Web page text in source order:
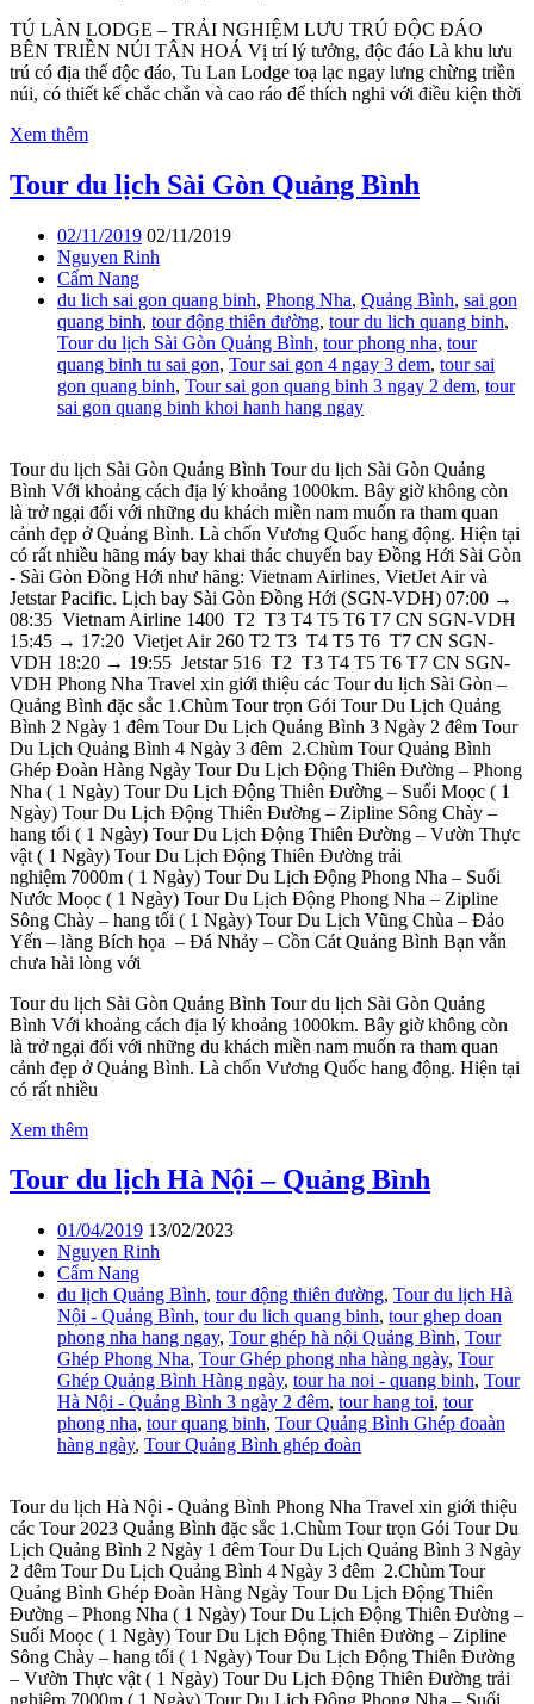
TÚ LÀN LODGE – TRẢI NGHIỆM LƯU TRÚ ĐỘC ĐÁO
BÊN TRIỀN NÚI TÂN HOÁ Vị trí lý tưởng, độc đáo Là khu lưu
trú có địa thế độc đáo, Tu Lan Lodge toạ lạc ngay lưng chừng triền
núi, có thiết kế chắc chắn và cao ráo để thích nghi với điều kiện thời
Xem thêm
Tour du lịch Sài Gòn Quảng Bình
02/11/2019 02/11/2019
Nguyen Rinh
Cẩm Nang
du lich sai gon quang binh, Phong Nha, Quảng Bình, sai gon
quang binh, tour động thiên đường, tour du lich quang binh,
Tour du lịch Sài Gòn Quảng Bình, tour phong nha, tour
quang binh tu sai gon, Tour sai gon 4 ngay 3 dem, tour sai
gon quang binh, Tour sai gon quang binh 3 ngay 2 dem, tour
sai gon quang binh khoi hanh hang ngay
Tour du lịch Sài Gòn Quảng Bình Tour du lịch Sài Gòn Quảng
Bình Với khoảng cách địa lý khoảng 1000km. Bây giờ không còn
là trở ngại đối với những du khách miền nam muốn ra tham quan
cảnh đẹp ở Quảng Bình. Là chốn Vương Quốc hang động. Hiện tại
có rất nhiều hãng máy bay khai thác chuyến bay Đồng Hới Sài Gòn
- Sài Gòn Đồng Hới như hãng: Vietnam Airlines, VietJet Air và
Jetstar Pacific. Lịch bay Sài Gòn Đồng Hới (SGN-VDH) 07:00 →
08:35 Vietnam Airline 1400 T2 T3 T4 T5 T6 T7 CN SGN-VDH
15:45 → 17:20 Vietjet Air 260 T2 T3 T4 T5 T6 T7 CN SGN-
VDH 18:20 → 19:55 Jetstar 516 T2 T3 T4 T5 T6 T7 CN SGN-
VDH Phong Nha Travel xin giới thiệu các Tour du lịch Sài Gòn –
Quảng Bình đặc sắc 1.Chùm Tour trọn Gói Tour Du Lịch Quảng
Bình 2 Ngày 1 đêm Tour Du Lịch Quảng Bình 3 Ngày 2 đêm Tour
Du Lịch Quảng Bình 4 Ngày 3 đêm 2.Chùm Tour Quảng Bình
Ghép Đoàn Hàng Ngày Tour Du Lịch Động Thiên Đường – Phong
Nha ( 1 Ngày) Tour Du Lịch Động Thiên Đường – Suối Moọc ( 1
Ngày) Tour Du Lịch Động Thiên Đường – Zipline Sông Chày –
hang tối ( 1 Ngày) Tour Du Lịch Động Thiên Đường – Vườn Thực
vật ( 1 Ngày) Tour Du Lịch Động Thiên Đường trải
nghiệm 7000m ( 1 Ngày) Tour Du Lịch Động Phong Nha – Suối
Nước Moọc ( 1 Ngày) Tour Du Lịch Động Phong Nha – Zipline
Sông Chày – hang tối ( 1 Ngày) Tour Du Lịch Vũng Chùa – Đảo
Yến – làng Bích họa – Đá Nhảy – Cồn Cát Quảng Bình Bạn vẫn
chưa hài lòng với
Tour du lịch Sài Gòn Quảng Bình Tour du lịch Sài Gòn Quảng
Bình Với khoảng cách địa lý khoảng 1000km. Bây giờ không còn
là trở ngại đối với những du khách miền nam muốn ra tham quan
cảnh đẹp ở Quảng Bình. Là chốn Vương Quốc hang động. Hiện tại
có rất nhiều
Xem thêm
Tour du lịch Hà Nội – Quảng Bình
01/04/2019 13/02/2023
Nguyen Rinh
Cẩm Nang
du lịch Quảng Bình, tour động thiên đường, Tour du lịch Hà
Nội - Quảng Bình, tour du lich quang binh, tour ghep doan
phong nha hang ngay, Tour ghép hà nội Quảng Bình, Tour
Ghép Phong Nha, Tour Ghép phong nha hàng ngày, Tour
Ghép Quảng Bình Hàng ngày, tour ha noi - quang binh, Tour
Hà Nội - Quảng Bình 3 ngày 2 đêm, tour hang toi, tour
phong nha, tour quang binh, Tour Quảng Bình Ghép đoaàn
hàng ngày, Tour Quảng Bình ghép đoàn
Tour du lịch Hà Nội - Quảng Bình Phong Nha Travel xin giới thiệu
các Tour 2023 Quảng Bình đặc sắc 1.Chùm Tour trọn Gói Tour Du
Lịch Quảng Bình 2 Ngày 1 đêm Tour Du Lịch Quảng Bình 3 Ngày
2 đêm Tour Du Lịch Quảng Bình 4 Ngày 3 đêm 2.Chùm Tour
Quảng Bình Ghép Đoàn Hàng Ngày Tour Du Lịch Động Thiên
Đường – Phong Nha ( 1 Ngày) Tour Du Lịch Động Thiên Đường –
Suối Moọc ( 1 Ngày) Tour Du Lịch Động Thiên Đường – Zipline
Sông Chày – hang tối ( 1 Ngày) Tour Du Lịch Động Thiên Đường
– Vườn Thực vật ( 1 Ngày) Tour Du Lịch Động Thiên Đường trải